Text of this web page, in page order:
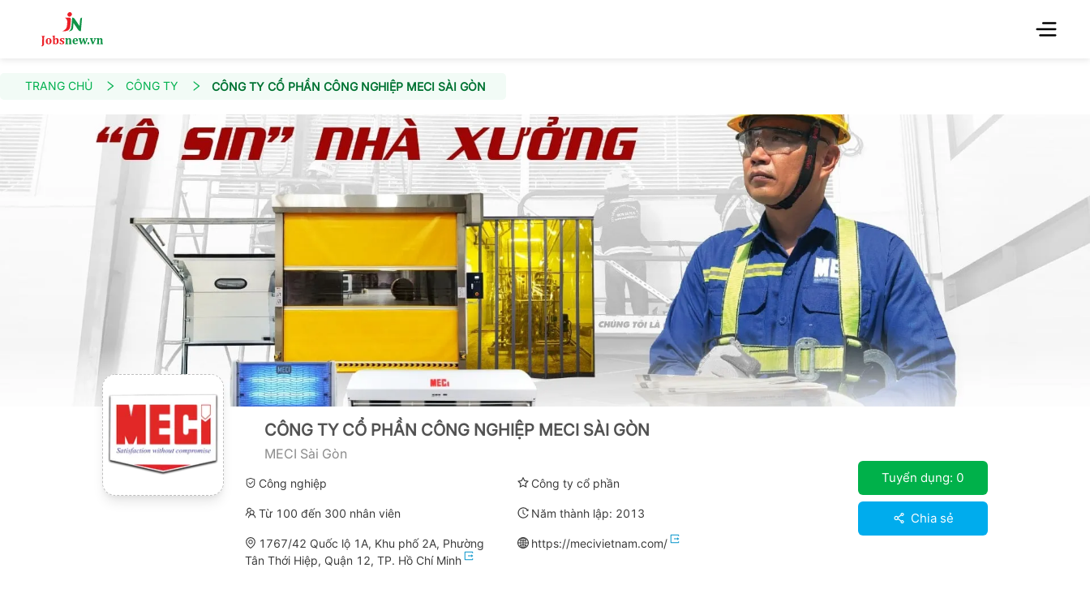
TRANG CHỦ CÔNG TY CÔNG TY CỔ PHẦN CÔNG NGHIỆP MECI SÀI GÒN
CÔNG TY CỔ PHẦN CÔNG NGHIỆP MECI SÀI GÒN
MECI Sài Gòn
Công nghiệp Công ty cổ phần
Từ 100 đến 300 nhân viên Năm thành lập: 2013
1767/42 Quốc lộ 1A, Khu phố 2A, Phường
Tân Thới Hiệp, Quận 12, TP. Hồ Chí Minh
https://mecivietnam.com/
Tuyển dụng: 0
Chia sẻ